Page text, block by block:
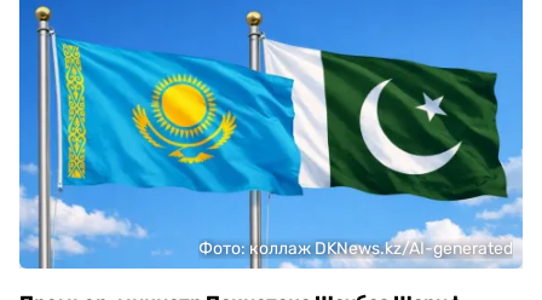
Фото: коллаж DKNews.kz/AI-generated